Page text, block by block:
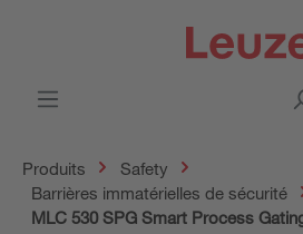
Produits
Safety
Barrières immatérielles de sécurité
MLC 530 SPG Smart Process